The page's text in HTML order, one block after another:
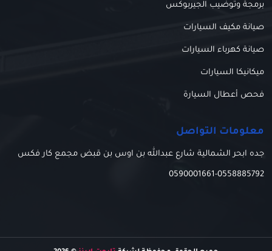
برمجة وتوضيب الجيربوكس
صيانة مكيف السيارات
صيانة كهرباء السيارات
ميكانيكا السيارات
فحص أعطال السيارة
معلومات التواصل
جده ابحر الشمالية شارع عبدالله بن اوس بن قبض مجمع كار فكس
0558885792
-
0590001661